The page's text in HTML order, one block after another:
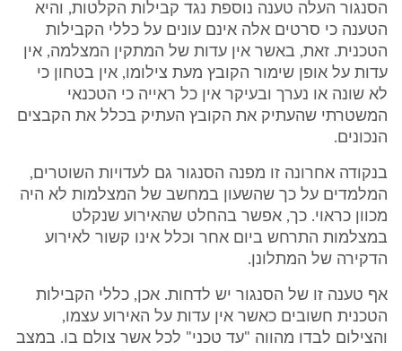
הסנגור העלה טענה נוספת נגד קבילות הקלטות, והיא
הטענה כי סרטים אלה אינם עונים על כללי הקבילות
הטכנית. זאת, באשר אין עדות של המתקין המצלמה, אין
עדות על אופן שימור הקובץ מעת צילומו, אין בטחון כי
לא שונה או נערך ובעיקר אין כל ראייה כי הטכנאי
המשטרתי שהעתיק את הקובץ העתיק בכלל את הקבצים
הנכונים.
בנקודה אחרונה זו מפנה הסנגור גם לעדויות השוטרים,
המלמדים על כך שהשעון במחשב של המצלמות לא היה
מכוון כראוי. כך, אפשר בהחלט שהאירוע שנקלט
במצלמות התרחש ביום אחר וכלל אינו קשור לאירוע
הדקירה של המתלונן.
אף טענה זו של הסנגור יש לדחות. אכן, כללי הקבילות
הטכנית חשובים כאשר אין עדות על האירוע עצמו,
והצילום לבדו מהווה "עד טכני" לכל אשר צולם בו. במצב